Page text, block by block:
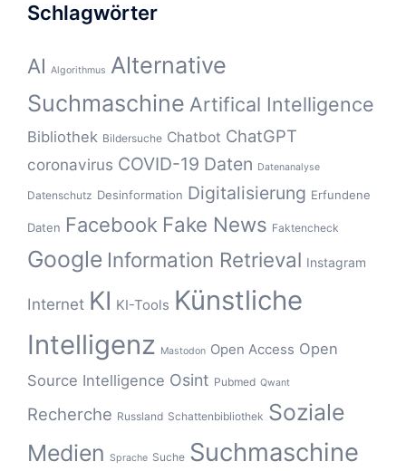
Schlagwörter
AI Algorithmus Alternative
Suchmaschine Artifical Intelligence
Bibliothek Bildersuche Chatbot ChatGPT
coronavirus COVID-19 Daten Datenanalyse
Datenschutz Desinformation Digitalisierung Erfundene
Daten Facebook Fake News Faktencheck
Google Information Retrieval Instagram
Internet KI KI-Tools Künstliche
Intelligenz Mastodon Open Access Open
Source Intelligence Osint Pubmed Qwant
Recherche Russland Schattenbibliothek Soziale
Medien Sprache Suche Suchmaschine